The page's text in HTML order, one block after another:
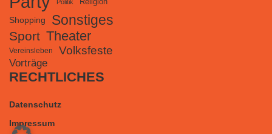
Politik
Shopping Sonstiges
Sport Theater
Vereinsleben Volksfeste
Vorträge
RECHTLICHES
Datenschutz
Impressum